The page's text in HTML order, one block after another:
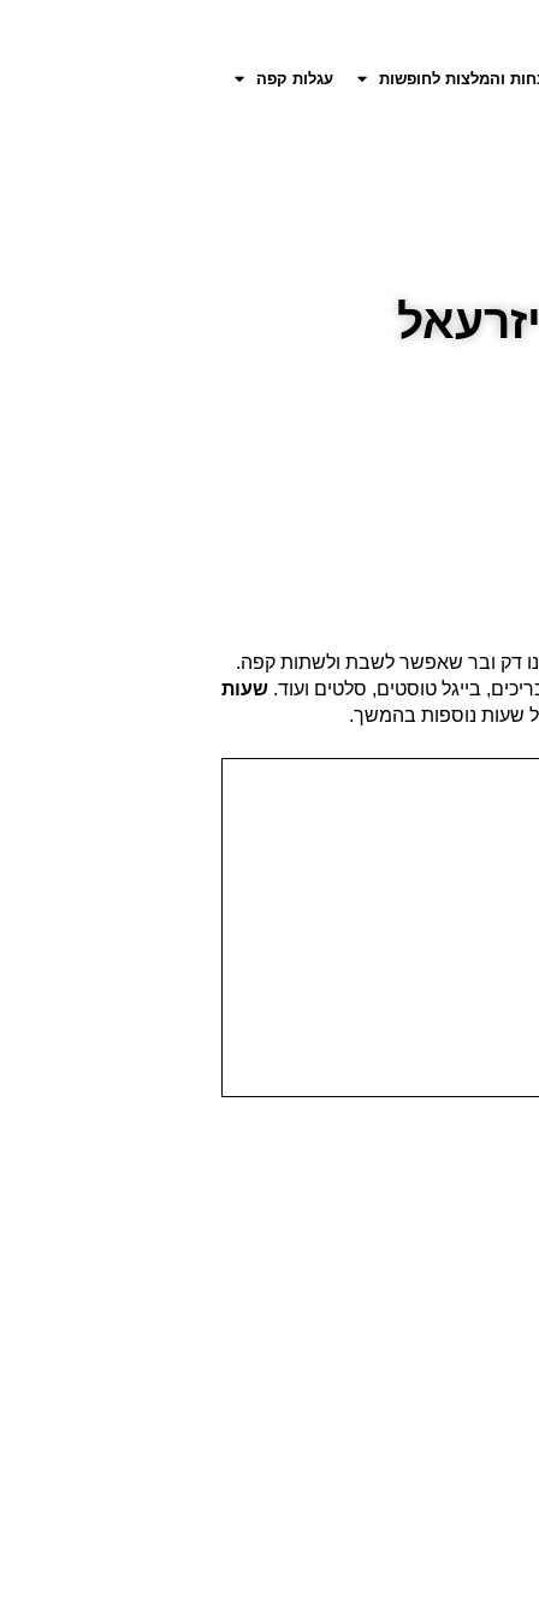
והמלצות לחופשות עגלות קפה
דק ובר שאפשר לשבת ולשתות קפה.
בייגל טוסטים, סלטים ועוד.שעות